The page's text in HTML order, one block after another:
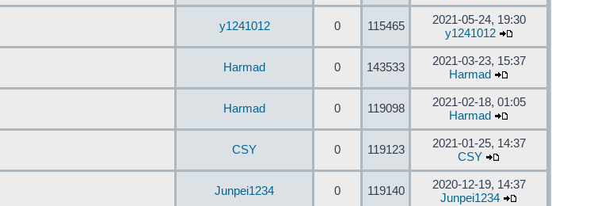
y1241012 0 115465
2021-05-24, 19:30
y1241012
Harmad 0 143533
2021-03-23, 15:37
Harmad
Harmad 0 119098
2021-02-18, 01:05
Harmad
CSY 0 119123
2021-01-25, 14:37
CSY
Junpei1234 0 119140
2020-12-19, 14:37
Junpei1234